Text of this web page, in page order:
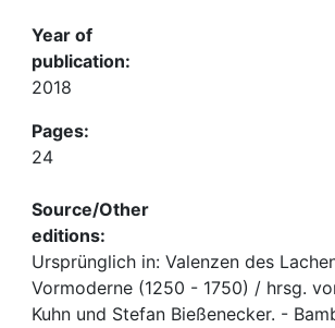
Year of
publication:
2018
Pages:
24
Source/Other
editions:
Ursprünglich in: Valenzen des
Vormoderne (1250 - 1750) / hrsg.
Kuhn und Stefan Bießenecker. -